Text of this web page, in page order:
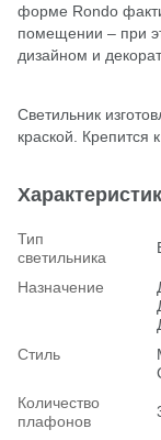
форме Rondo
помещении – при
дизайном и
Светильник
краской. Крепится
Тип
светильника
Назначение
Стиль
Количество
плафонов